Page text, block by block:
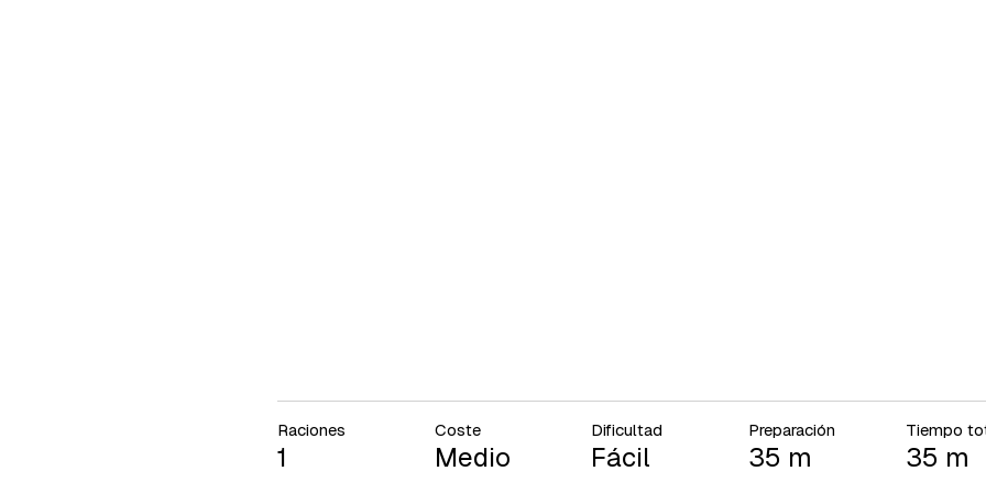
Raciones
1
Coste
Medio
Dificultad
Fácil
Preparación
35 m
Tiempo
35 m